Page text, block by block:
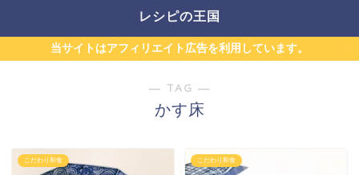
レシピの王国
当サイトはアフィリエイト広告を利用しています。
― TAG ―
かす床
こだわり和食 こだわり和食